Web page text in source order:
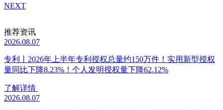
NEXT
推荐资讯
2026.08.07
专利丨2026年上半年专利授权总量约150万件！实用新型授权
量同比下降8.23%！个人发明授权量下降62.12%
了解详情
2026.08.07